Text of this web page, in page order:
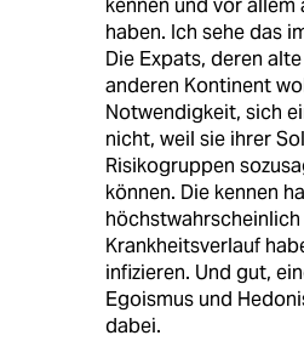
kennen und vor allem
haben. Ich sehe das
Die Expats, deren
anderen Kontinent
Notwendigkeit, sich
nicht, weil sie ihrer
Risikogruppen
können. Die kennen
Krankheitsverlauf
infizieren. Und gut,
Egoismus und
dabei.